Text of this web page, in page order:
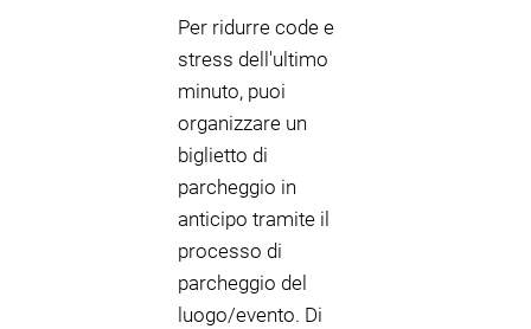
Per ridurre code e
stress dell'ultimo
minuto, puoi
organizzare un
biglietto di
parcheggio in
anticipo tramite il
processo di
parcheggio del
luogo/evento. Di